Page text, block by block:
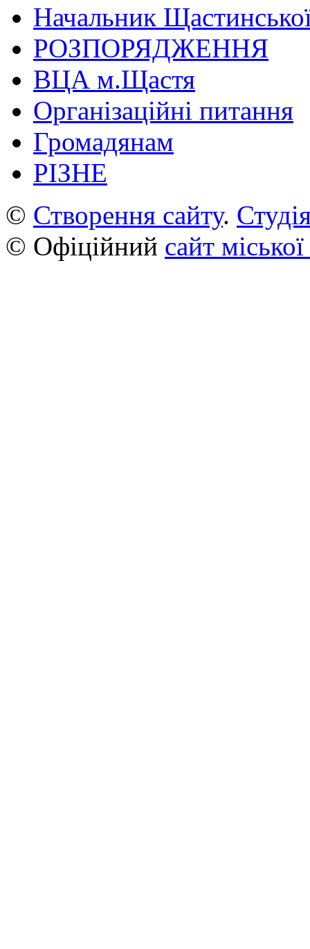
Начальник
РОЗПОРЯДЖЕННЯ
ВЦА м.Щастя
Організаційні питання
Громадянам
РІЗНЕ
© Створення сайту.
© Офіційний сайт